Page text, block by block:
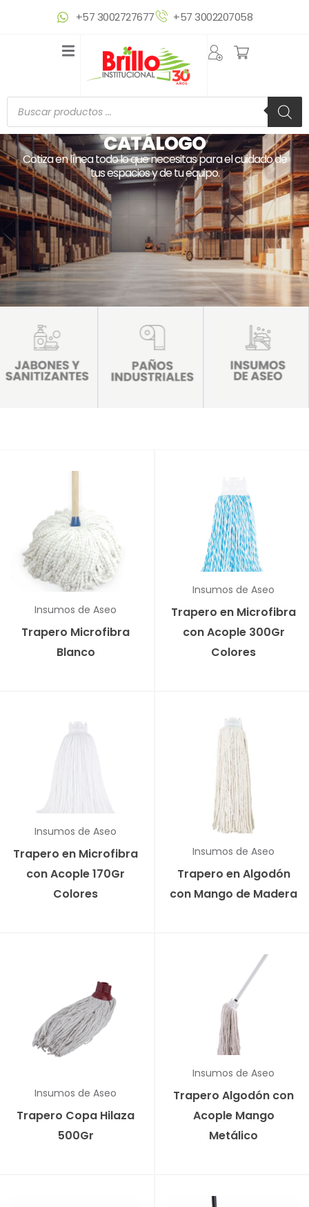
+57 3002727677 +57 3002207058
de
productos
CATÁLOGO
Cotiza en línea todo lo que necesitas para el cuidado de
tus espacios y de tu equipo.
Insumos de Aseo
Trapero Microfibra
Blanco
Insumos de Aseo
Trapero en Microfibra
con Acople 300Gr
Colores
Insumos de Aseo
Trapero en Microfibra
con Acople 170Gr
Colores
Insumos de Aseo
Trapero en Algodón
con Mango de Madera
Insumos de Aseo
Trapero Copa Hilaza
500Gr
Insumos de Aseo
Trapero Algodón con
Acople Mango
Metálico